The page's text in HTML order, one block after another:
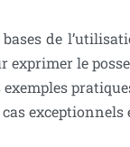
bases de
exprimer le
exemples
cas